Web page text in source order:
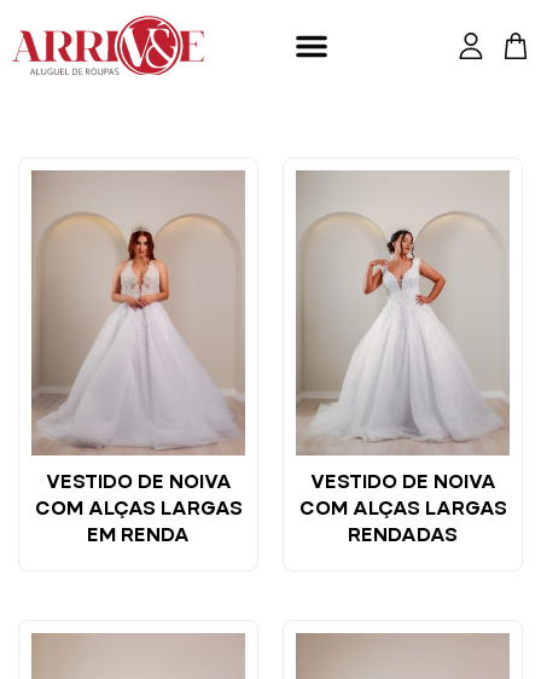
para
VESTIDO DE NOIVA
COM ALÇAS LARGAS
EM RENDA
VESTIDO DE NOIVA
COM ALÇAS LARGAS
RENDADAS